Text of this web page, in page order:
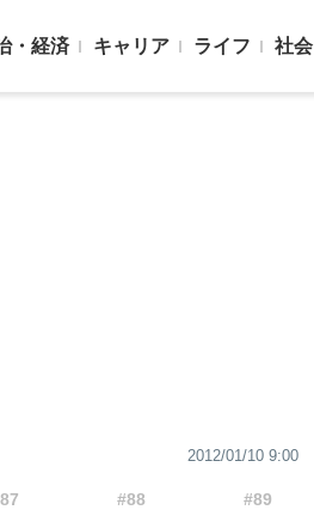
・経済 キャリア ライフ 社会
2012/01/10 9:00
#88 #89